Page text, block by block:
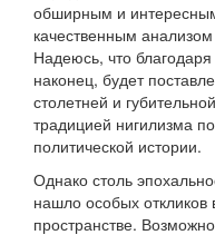
обширным и
качественным
Надеюсь, что
наконец, будет
столетней и
традицией нигилизма
политической истории.
Однако столь
нашло особых
пространстве.